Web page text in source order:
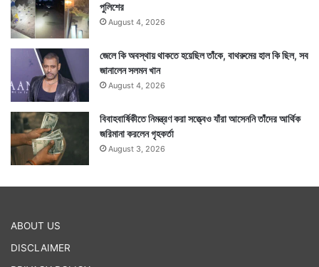
পুলিশের
August 4, 2026
জেলে কি অবস্থায় থাকতে হয়েছিল তাঁকে, বাথরুমের হাল কি ছিল, সব
জানালেন সলমন খান
August 4, 2026
বিবাহবার্ষিকীতে নিমন্ত্রণ করা সত্ত্বেও যাঁরা আসেননি তাঁদের আর্থিক
জরিমানা করলেন গৃহকর্তা
August 3, 2026
ABOUT US
DISCLAIMER